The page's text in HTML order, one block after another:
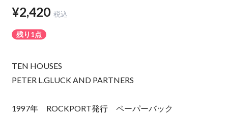
¥2,420 税込
残り1点
TEN HOUSES
PETER L.GLUCK AND PARTNERS
1997年 ROCKPORT発行 ペーパーバック